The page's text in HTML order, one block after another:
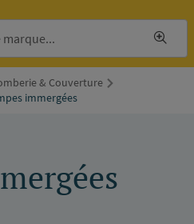
& Couverture
immergées